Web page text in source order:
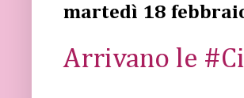
martedì 18
Arrivano le